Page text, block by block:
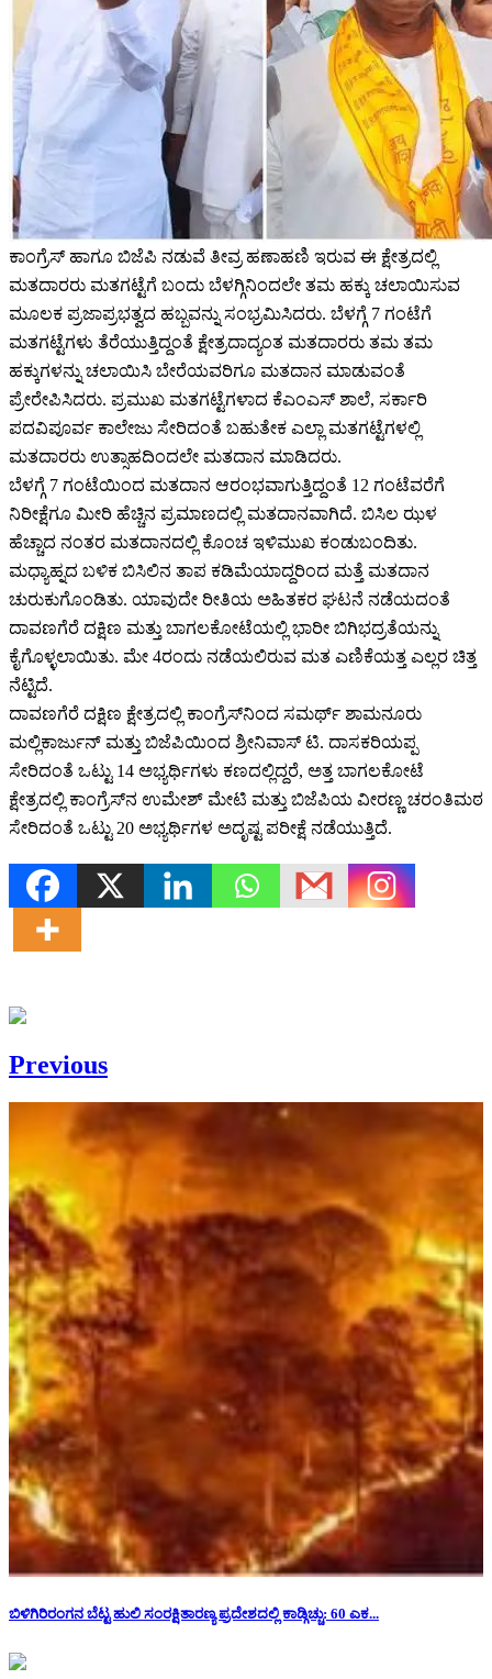
ಕಾಂಗ್ರೆಸ್‌‍ ಹಾಗೂ ಬಿಜೆಪಿ ನಡುವೆ ತೀವ್ರ ಹಣಾಹಣಿ ಇರುವ ಈ ಕ್ಷೇತ್ರದಲ್ಲಿ
ಮತದಾರರು ಮತಗಟ್ಟೆಗೆ ಬಂದು ಬೆಳಗ್ಗಿನಿಂದಲೇ ತಮ ಹಕ್ಕು ಚಲಾಯಿಸುವ
ಮೂಲಕ ಪ್ರಜಾಪ್ರಭತ್ವದ ಹಬ್ಬವನ್ನು ಸಂಭ್ರಮಿಸಿದರು. ಬೆಳಗ್ಗೆ 7 ಗಂಟೆಗೆ
ಮತಗಟ್ಟೆಗಳು ತೆರೆಯುತ್ತಿದ್ದಂತೆ ಕ್ಷೇತ್ರದಾದ್ಯಂತ ಮತದಾರರು ತಮ ತಮ
ಹಕ್ಕುಗಳನ್ನು ಚಲಾಯಿಸಿ ಬೇರೆಯವರಿಗೂ ಮತದಾನ ಮಾಡುವಂತೆ
ಪ್ರೇರೇಪಿಸಿದರು. ಪ್ರಮುಖ ಮತಗಟ್ಟೆಗಳಾದ ಕೆಎಂಎಸ್‌‍ ಶಾಲೆ, ಸರ್ಕಾರಿ
ಪದವಿಪೂರ್ವ ಕಾಲೇಜು ಸೇರಿದಂತೆ ಬಹುತೇಕ ಎಲ್ಲಾ ಮತಗಟ್ಟೆಗಳಲ್ಲಿ
ಮತದಾರರು ಉತ್ಸಾಹದಿಂದಲೇ ಮತದಾನ ಮಾಡಿದರು.
ಬೆಳಗ್ಗೆ 7 ಗಂಟೆಯಿಂದ ಮತದಾನ ಆರಂಭವಾಗುತ್ತಿದ್ದಂತೆ 12 ಗಂಟೆವರೆಗೆ
ನಿರೀಕ್ಷೆಗೂ ಮೀರಿ ಹೆಚ್ಚಿನ ಪ್ರಮಾಣದಲ್ಲಿ ಮತದಾನವಾಗಿದೆ. ಬಿಸಿಲ ಝಳ
ಹೆಚ್ಚಾದ ನಂತರ ಮತದಾನದಲ್ಲಿ ಕೊಂಚ ಇಳಿಮುಖ ಕಂಡುಬಂದಿತು.
ಮಧ್ಯಾಹ್ನದ ಬಳಿಕ ಬಿಸಿಲಿನ ತಾಪ ಕಡಿಮೆಯಾದ್ದರಿಂದ ಮತ್ತೆ ಮತದಾನ
ಚುರುಕುಗೊಂಡಿತು. ಯಾವುದೇ ರೀತಿಯ ಅಹಿತಕರ ಘಟನೆ ನಡೆಯದಂತೆ
ದಾವಣಗೆರೆ ದಕ್ಷಿಣ ಮತ್ತು ಬಾಗಲಕೋಟೆಯಲ್ಲಿ ಭಾರೀ ಬಿಗಿಭದ್ರತೆಯನ್ನು
ಕೈಗೊಳ್ಳಲಾಯಿತು. ಮೇ 4ರಂದು ನಡೆಯಲಿರುವ ಮತ ಎಣಿಕೆಯತ್ತ ಎಲ್ಲರ ಚಿತ್ತ
ನೆಟ್ಟಿದೆ.
ದಾವಣಗೆರೆ ದಕ್ಷಿಣ ಕ್ಷೇತ್ರದಲ್ಲಿ ಕಾಂಗ್ರೆಸ್‌‍ನಿಂದ ಸಮರ್ಥ್‌ ಶಾಮನೂರು
ಮಲ್ಲಿಕಾರ್ಜುನ್‌ ಮತ್ತು ಬಿಜೆಪಿಯಿಂದ ಶ್ರೀನಿವಾಸ್‌‍ ಟಿ. ದಾಸಕರಿಯಪ್ಪ
ಸೇರಿದಂತೆ ಒಟ್ಟು 14 ಅಭ್ಯರ್ಥಿಗಳು ಕಣದಲ್ಲಿದ್ದರೆ, ಅತ್ತ ಬಾಗಲಕೋಟೆ
ಕ್ಷೇತ್ರದಲ್ಲಿ ಕಾಂಗ್ರೆಸ್‌‍ನ ಉಮೇಶ್‌ ಮೇಟಿ ಮತ್ತು ಬಿಜೆಪಿಯ ವೀರಣ್ಣ ಚರಂತಿಮಠ
ಸೇರಿದಂತೆ ಒಟ್ಟು 20 ಅಭ್ಯರ್ಥಿಗಳ ಅದೃಷ್ಟ ಪರೀಕ್ಷೆ ನಡೆಯುತ್ತಿದೆ.
Previous
ಬಿಳಿಗಿರಿರಂಗನ ಬೆಟ್ಟ ಹುಲಿ ಸಂರಕ್ಷಿತಾರಣ್ಯ ಪ್ರದೇಶದಲ್ಲಿ ಕಾಡ್ಗಿಚ್ಚು: 60 ಎಕ...